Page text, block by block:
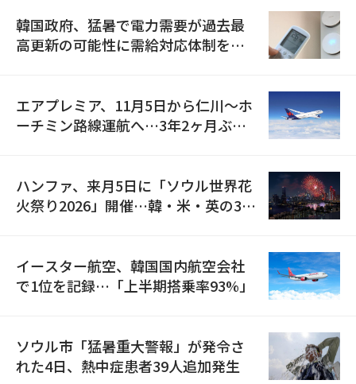
韓国政府、猛暑で電力需要が過去最
高更新の可能性に需給対応体制を点
エアプレミア、11月5日から仁川〜ホ
ーチミン路線運航へ…3年2ヶ月ぶり
ハンファ、来月5日に「ソウル世界花
火祭り2026」開催…韓・米・英の3カ
イースター航空、韓国国内航空会社
で1位を記録…「上半期搭乗率93%」
ソウル市「猛暑重大警報」が発令さ
れた4日、熱中症患者39人追加発生